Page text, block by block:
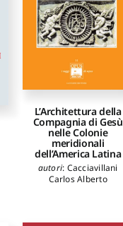
L’Architettura della
Compagnia di Gesù
nelle Colonie
meridionali
dell’America Latina
autori: Cacciavillani
Carlos Alberto